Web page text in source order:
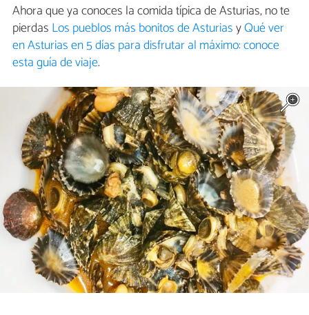
Ahora que ya conoces la comida típica de Asturias, no te
pierdas Los pueblos más bonitos de AsturiasyQué ver
en Asturias en 5 días para disfrutar al máximo: conoce
esta guía de viaje.